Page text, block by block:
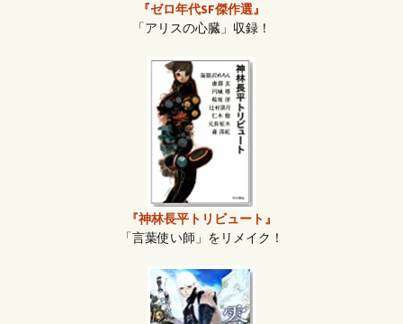
『ゼロ年代SF傑作選』
「アリスの心臓」収録！
『神林長平トリビュート』
「言葉使い師」をリメイク！